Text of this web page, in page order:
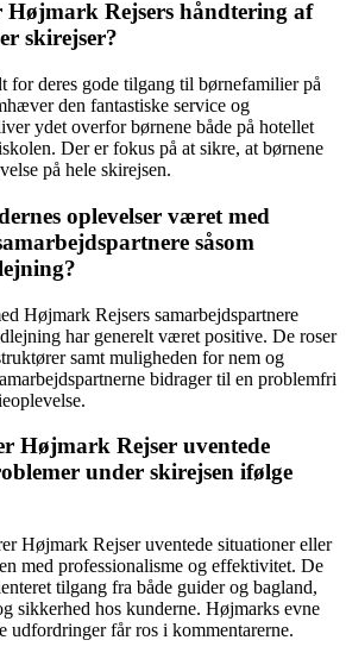
Højmark Rejsers håndtering af
skirejser?
for deres gode tilgang til børnefamilier på
den fantastiske service og
ydet overfor børnene både på hotellet
Der er fokus på at sikre, at børnene
på hele skirejsen.
oplevelser været med
såsom
Højmark Rejsers samarbejdspartnere
har generelt været positive. De roser
samt muligheden for nem og
bidrager til en problemfri
Højmark Rejser uventede
under skirejsen ifølge
Højmark Rejser uventede situationer eller
med professionalisme og effektivitet. De
tilgang fra både guider og bagland,
sikkerhed hos kunderne. Højmarks evne
udfordringer får ros i kommentarerne.